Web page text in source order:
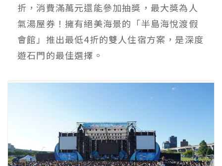
折，消費滿萬元還能參加抽獎，最大獎為人
氣湯屋券！擁有絕美海景的「半島海悅渡假
會館」推出最低4折的雙人住宿方案，是深度
遊石門的最佳選擇。